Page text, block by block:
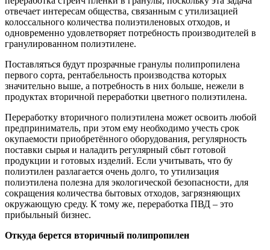
отвечает интересам общества, связанным с утилизацией
колоссального количества полиэтиленовых отходов, и
одновременно удовлетворяет потребность производителей в
гранулированном полиэтилене.
Поставляться будут прозрачные гранулы полипропилена
первого сорта, рентабельность производства которых
значительно выше, а потребность в них больше, нежели в
продуктах вторичной переработки цветного полиэтилена.
Переработку вторичного полиэтилена может освоить любой
предприниматель, при этом ему необходимо учесть срок
окупаемости приобретённого оборудования, регулярность
поставки сырья и наладить регулярный сбыт готовой
продукции и готовых изделий. Если учитывать, что бу
полиэтилен разлагается очень долго, то утилизация
полиэтилена полезна для экологической безопасности, для
сокращения количества бытовых отходов, загрязняющих
окружающую среду. К тому же, переработка ПВД – это
прибыльный бизнес.
Откуда берется вторичный полипропилен